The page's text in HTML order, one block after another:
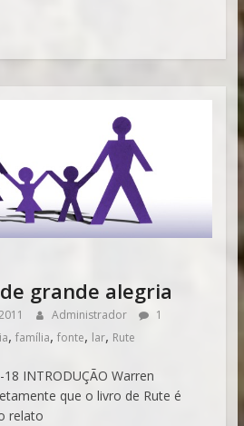
grande alegria
Administrador
1
, família, fonte, lar, Rute
INTRODUÇÃO Warren
que o livro de Rute é
relato